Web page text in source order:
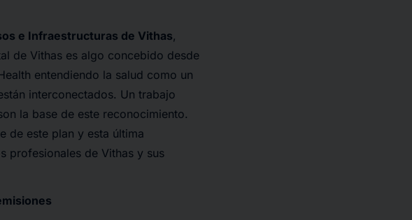
e Infraestructuras de Vithas,
de Vithas es algo concebido desde
entendiendo la salud como un
interconectados. Un trabajo
la base de este reconocimiento.
de este plan y esta última
profesionales de Vithas y sus